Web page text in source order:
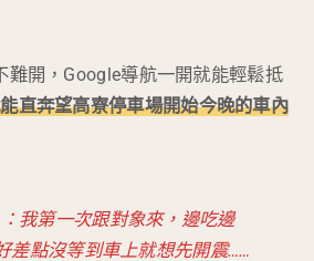
難開，Google導航一開就能輕鬆抵
直奔望高寮停車場開始今晚的車內
我第一次跟對象來，邊吃邊
差點沒等到車上就想先開震……